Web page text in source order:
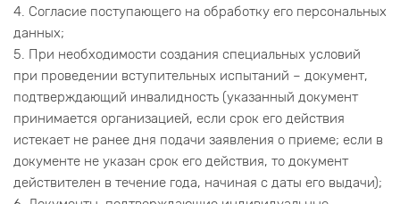
4. Согласие поступающего на обработку его персональных
данных;
5. При необходимости создания специальных условий
при проведении вступительных испытаний – документ,
подтверждающий инвалидность (указанный документ
принимается организацией, если срок его действия
истекает не ранее дня подачи заявления о приеме; если в
документе не указан срок его действия, то документ
действителен в течение года, начиная с даты его выдачи);